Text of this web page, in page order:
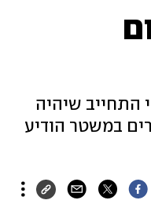
התחייב שיהיה
במשטר הודיע